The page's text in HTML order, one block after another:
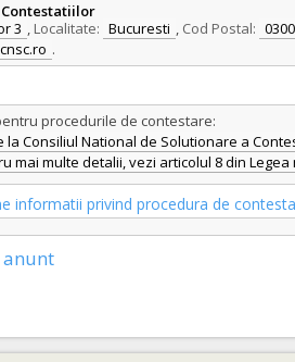
3 , Localitate: Bucuresti , Cod Postal:
.
procedurile de contestare:
Consiliul National de Solutionare a
mai multe detalii, vezi articolul 8 din Legea
informatii privind procedura de
anunt